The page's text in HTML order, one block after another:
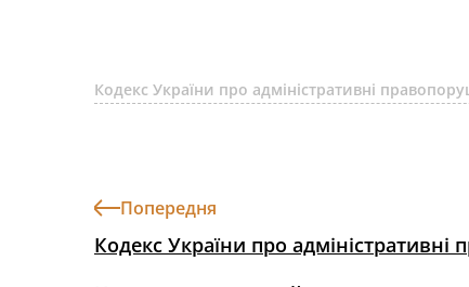
Кодекс України про адміністративні
Попередня
Кодекс України про